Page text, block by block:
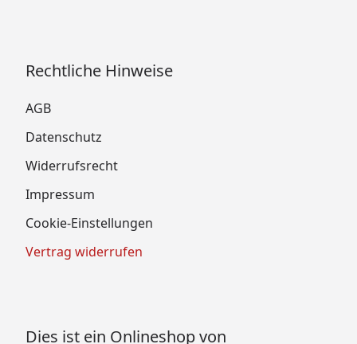
Rechtliche Hinweise
AGB
Datenschutz
Widerrufsrecht
Impressum
Cookie-Einstellungen
Vertrag widerrufen
Dies ist ein Onlineshop von